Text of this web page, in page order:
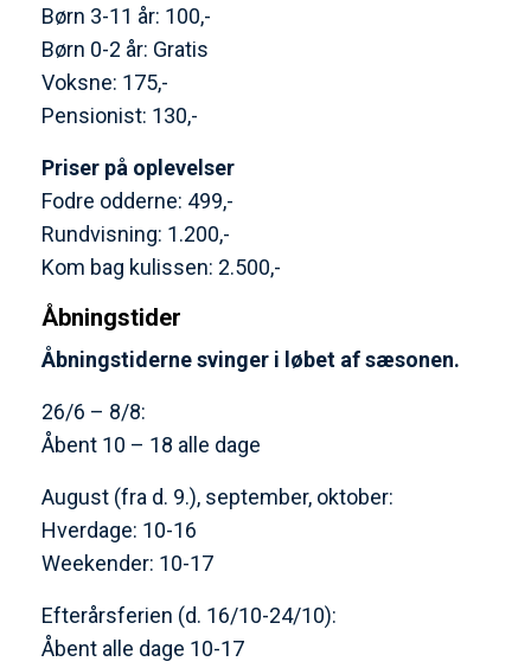
Børn 3-11 år: 100,-
Børn 0-2 år: Gratis
Voksne: 175,-
Pensionist: 130,-
Priser på oplevelser
Fodre odderne: 499,-
Rundvisning: 1.200,-
Kom bag kulissen: 2.500,-
Åbningstider
Åbningstiderne svinger i løbet af sæsonen.
26/6 – 8/8:
Åbent 10 – 18 alle dage
August (fra d. 9.), september, oktober:
Hverdage: 10-16
Weekender: 10-17
Efterårsferien (d. 16/10-24/10):
Åbent alle dage 10-17